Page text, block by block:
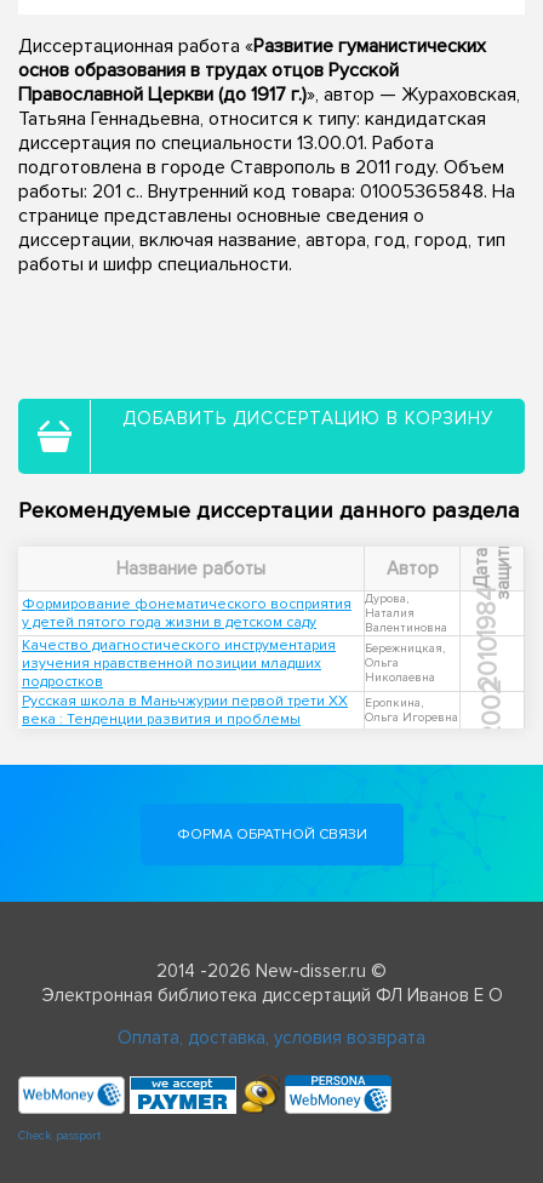
Диссертационная работа «Развитие гуманистических
основ образования в трудах отцов Русской
Православной Церкви (до 1917 г.)», автор — Жураховская,
Татьяна Геннадьевна, относится к типу: кандидатская
диссертация по специальности 13.00.01. Работа
подготовлена в городе Ставрополь в 2011 году. Объем
работы: 201 с.. Внутренний код товара: 01005365848. На
странице представлены основные сведения о
диссертации, включая название, автора, год, город, тип
работы и шифр специальности.
ДОБАВИТЬ ДИССЕРТАЦИЮ В КОРЗИНУ
Рекомендуемые диссертации данного раздела
Название работы Автор Д
а
т
а
з
а
щ
и
т ы
Формирование фонематического восприятия
у детей пятого года жизни в детском саду
Дурова,
Наталия
Валентиновна
1984
Качество диагностического инструментария
изучения нравственной позиции младших
подростков
Бережницкая,
Ольга
Николаевна
2010
Русская школа в Маньчжурии первой трети XX
века : Тенденции развития и проблемы
Еропкина,
Ольга Игоревна
2002
ФОРМА ОБРАТНОЙ СВЯЗИ
2014 -2026 New-disser.ru ©
Электронная библиотека диссертаций ФЛ Иванов Е О
Оплата, доставка, условия возврата
Check passport